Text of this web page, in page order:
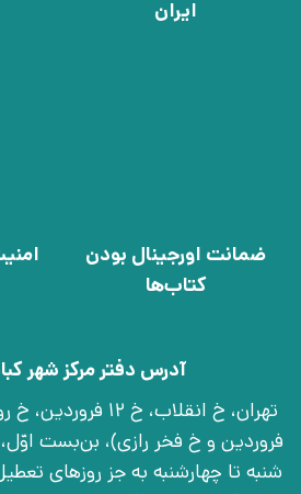
ایران
ضمانت اورجینال بودن
کتاب‌ها
آدرس دفتر مرکز شهر